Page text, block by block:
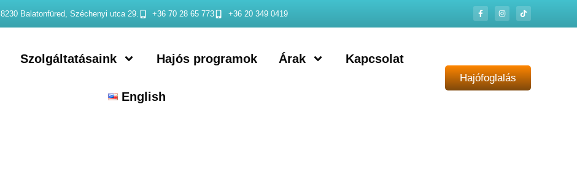
8230 Balatonfüred, Széchenyi utca 29. +36 70 28 65 773 +36 20 349 0419
Szolgáltatásaink Hajós programok Árak Kapcsolat
English
Hajófoglalás